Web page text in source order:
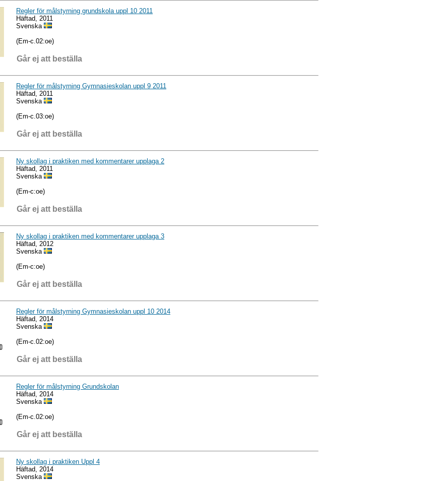
Regler för målstyrning grundskola uppl 10 2011
Häftad, 2011
Svenska
(Em-c.02:oe)
Går ej att beställa
Regler för målstyrning Gymnasieskolan uppl 9 2011
Häftad, 2011
Svenska
(Em-c.03:oe)
Går ej att beställa
Ny skollag i praktiken med kommentarer upplaga 2
Häftad, 2011
Svenska
(Em-c:oe)
Går ej att beställa
Ny skollag i praktiken med kommentarer upplaga 3
Häftad, 2012
Svenska
(Em-c:oe)
Går ej att beställa
Regler för målstyrning Gymnasieskolan uppl 10 2014
Häftad, 2014
Svenska
(Em-c.02:oe)
Går ej att beställa
Regler för målstyrning Grundskolan
Häftad, 2014
Svenska
(Em-c.02:oe)
Går ej att beställa
Ny skollag i praktiken Uppl 4
Häftad, 2014
Svenska